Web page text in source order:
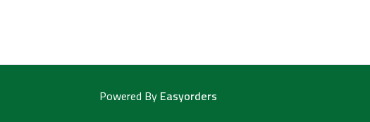
Powered ByEasyorders